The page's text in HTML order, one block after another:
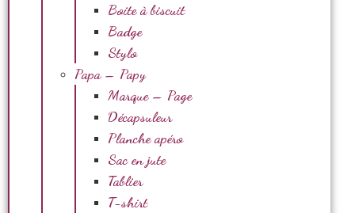
Boite à biscuit
Badge
Stylo
Papa – Papy
Marque – Page
Décapsuleur
Planche apéro
Sac en jute
Tablier
T-shirt